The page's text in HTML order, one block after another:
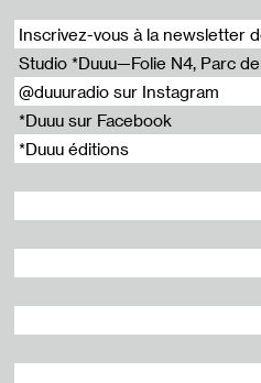
Inscrivez-vous à la newsletter
Studio *Duuu—Folie N4, Parc
@duuuradio sur Instagram
*Duuu sur Facebook
*Duuu éditions